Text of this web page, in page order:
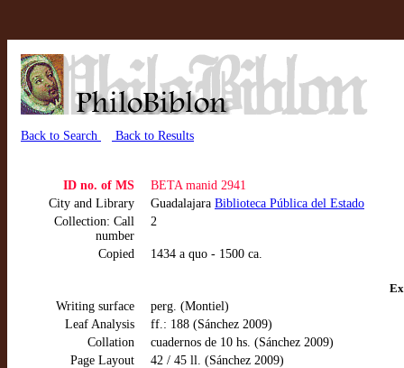
Back to Search Back to Results
ID no. of MS
BETA manid 2941
City and Library
Guadalajara Biblioteca Pública del Estado
Collection: Call
number
2
Copied 1434 a quo - 1500 ca.
Writing surface
perg. (Montiel)
Leaf Analysis
ff.: 188 (Sánchez 2009)
Collation
cuadernos de 10 hs. (Sánchez 2009)
Page Layout
42 / 45 ll. (Sánchez 2009)